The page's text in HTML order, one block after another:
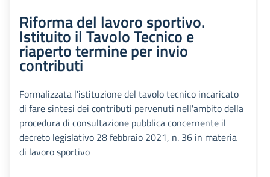
Riforma del lavoro sportivo.
Istituito il Tavolo Tecnico e
riaperto termine per invio
contributi
Formalizzata l'istituzione del tavolo tecnico incaricato
di fare sintesi dei contributi pervenuti nell'ambito della
procedura di consultazione pubblica concernente il
decreto legislativo 28 febbraio 2021, n. 36 in materia
di lavoro sportivo